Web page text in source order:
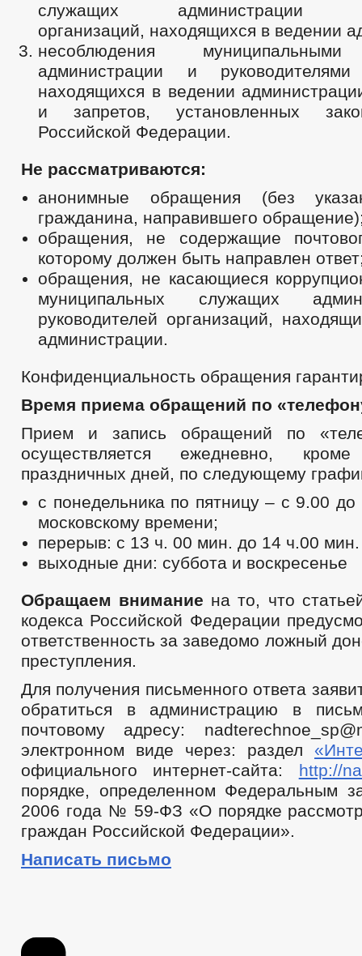
служащих администрации
организаций, находящихся в ведении
несоблюдения
администрации и руководителями
находящихся в ведении
и запретов, установленных
Российской Федерации.
Не рассматриваются:
анонимные обращения (без
гражданина, направившего
обращения, не содержащие
которому должен быть направлен
обращения, не касающиеся
муниципальных служащих
руководителей организаций,
администрации.
Конфиденциальность обращения
Время приема обращений по
Прием и запись обращений по
осуществляется ежедневно,
праздничных дней, по следующему
с понедельника по пятницу – с 9.00
московскому времени;
перерыв: с 13 ч. 00 мин. до 14 ч.00 мин.
выходные дни: суббота и воскресенье
Обращаем внимание на то, что
кодекса Российской Федерации
ответственность за заведомо ложный
преступления.
Для получения письменного ответа
обратиться в администрацию в
почтовому адресу:
электронном виде через: раздел
официального интернет-сайта: http://
порядке, определенном Федеральным
2006 года № 59-ФЗ «О порядке
граждан Российской Федерации».
Написать письмо